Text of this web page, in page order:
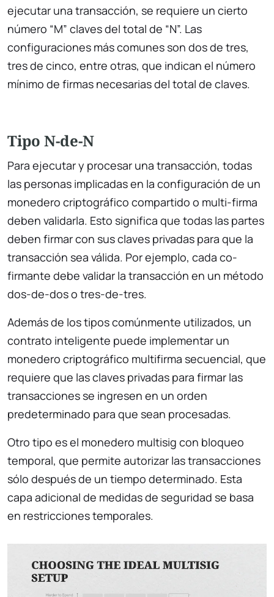
ejecutar una transacción, se requiere un cierto
número “M” claves del total de “N”. Las
configuraciones más comunes son dos de tres,
tres de cinco, entre otras, que indican el número
mínimo de firmas necesarias del total de claves.
Tipo N-de-N
Para ejecutar y procesar una transacción, todas
las personas implicadas en la configuración de un
monedero criptográfico compartido o multi-firma
deben validarla. Esto significa que todas las partes
deben firmar con sus claves privadas para que la
transacción sea válida. Por ejemplo, cada co-
firmante debe validar la transacción en un método
dos-de-dos o tres-de-tres.
Además de los tipos comúnmente utilizados, un
contrato inteligente puede implementar un
monedero criptográfico multifirma secuencial, que
requiere que las claves privadas para firmar las
transacciones se ingresen en un orden
predeterminado para que sean procesadas.
Otro tipo es el monedero multisig con bloqueo
temporal, que permite autorizar las transacciones
sólo después de un tiempo determinado. Esta
capa adicional de medidas de seguridad se basa
en restricciones temporales.